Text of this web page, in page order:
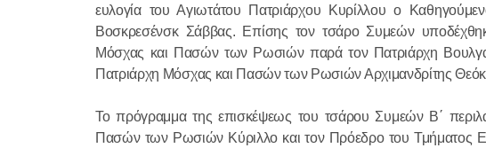
ευλογία του Αγιωτάτου Πατριάρχου Κυρίλλου ο
Βοσκρεσένσκ Σάββας. Επίσης τον τσάρο Συμεών
Μόσχας και Πασών των Ρωσιών παρά τον Πατριάρχη
Πατριάρχη Μόσχας και Πασών των Ρωσιών Αρχιμανδρίτης
Το πρόγραμμα της επισκέψεως του τσάρου Συμεών Β΄
Πασών των Ρωσιών Κύριλλο και τον Πρόεδρο του Τμήματος